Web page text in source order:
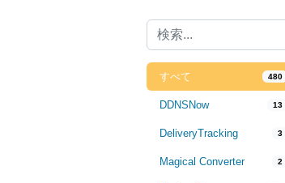
すべて 480
DDNSNow 13
DeliveryTracking 3
Magical Converter 2